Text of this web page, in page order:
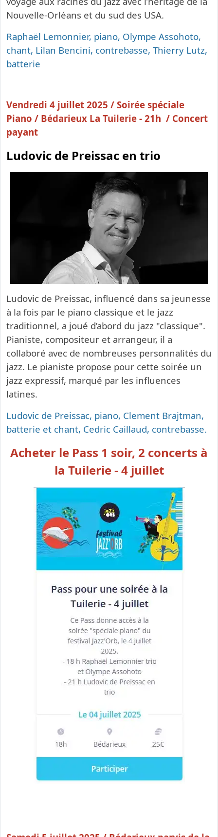
Nouvelle-­Orléans et du sud des USA.
Raphaël Lemonnier, piano, Olympe Assohoto,
chant, Lilan Bencini, contrebasse, Thierry Lutz,
batterie
Vendredi 4 juillet 2025 / Soirée spéciale
Piano / Bédarieux La Tuilerie - 21h / Concert
payant
Ludovic de Preissac en trio
Ludovic de Preissac, influencé dans sa jeunesse
à la fois par le piano classique et le jazz
traditionnel, a joué d’abord du jazz "classique".
Pianiste, compositeur et arrangeur, il a
collaboré avec de nombreuses personnalités du
jazz. Le pianiste propose pour cette soirée un
jazz expressif, marqué par les influences
latines.
Ludovic de Preissac, piano, Clement Brajtman,
batterie et chant, Cedric Caillaud, contrebasse.
Acheter le Pass 1 soir, 2 concerts à
la Tuilerie - 4 juillet